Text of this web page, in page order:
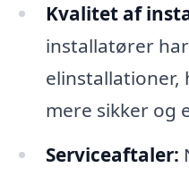
Kvalitet af
installatører
elinstallationer,
mere sikker og
Serviceaftaler: